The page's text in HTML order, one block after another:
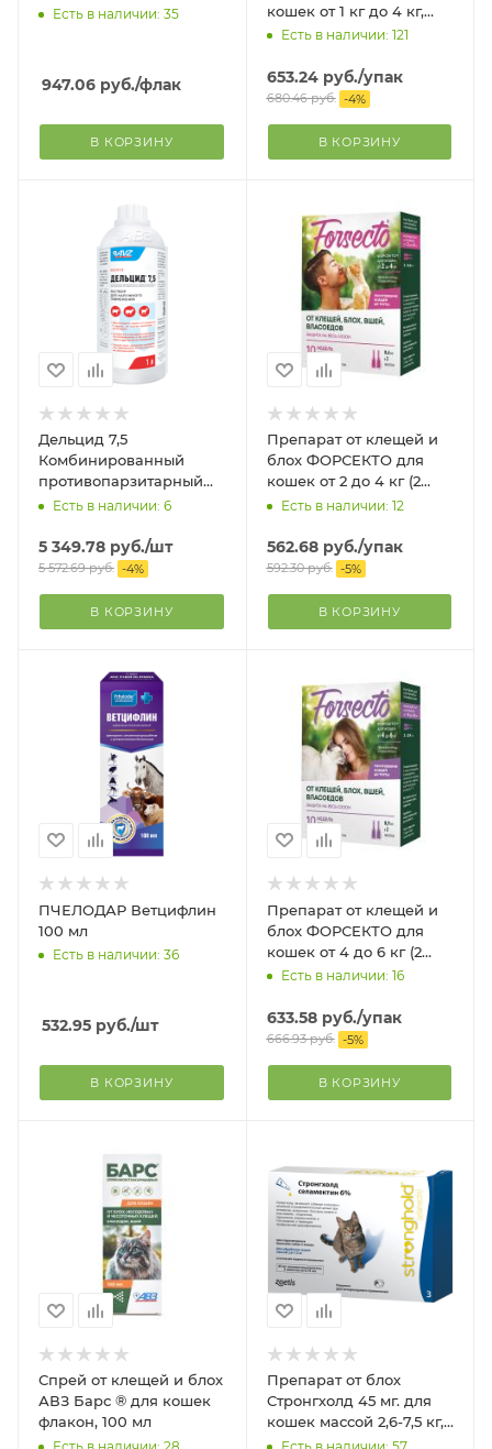
Есть в наличии: 35
947.06 руб./флак
В КОРЗИНУ
кошек от 1 кг до 4 кг,
туба по 0,5 мл
Есть в наличии: 121
653.24руб./упак
680.46руб. -4%
В КОРЗИНУ
Дельцид 7,5
Комбинированный
противопарзитарный
препарат для
рогатого скота 1л
Есть в наличии: 6
5 349.78 руб./шт
5 572.69руб. -4%
В КОРЗИНУ
Препарат от клещей и
блох ФОРСЕКТО для
кошек от 2 до 4 кг (2
пипетки)
Есть в наличии: 12
562.68руб./упак
592.30руб. -5%
В КОРЗИНУ
ПЧЕЛОДАР Ветцифлин
100 мл
Есть в наличии: 36
532.95 руб./шт
В КОРЗИНУ
Препарат от клещей и
блох ФОРСЕКТО для
кошек от 4 до 6 кг (2
пипетки)
Есть в наличии: 16
633.58руб./упак
666.93руб. -5%
В КОРЗИНУ
Спрей от клещей и блох
АВЗ Барс ® для кошек
флакон, 100 мл
Препарат от блох
Стронгхолд 45 мг. для
кошек массой 2,6-7,5 кг,
6% 3 пипетки